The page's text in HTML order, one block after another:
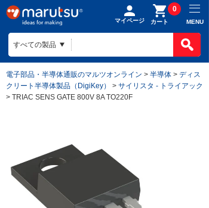
マイページ カート
0
MENU
電子部品・半導体通販のマルツオンライン > 半導体 > ディス
クリート半導体製品（DigiKey）
> サイリスタ - トライアック
> TRIAC SENS GATE 800V 8A TO220F